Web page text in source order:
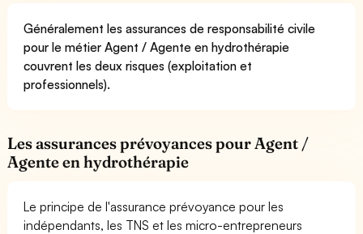
Généralement les assurances de responsabilité civile
pour le métier Agent / Agente en hydrothérapie
couvrent les deux risques (exploitation et
professionnels).
Les assurances prévoyances pour Agent /
Agente en hydrothérapie
Le principe de l'assurance prévoyance pour les
indépendants, les TNS et les micro-entrepreneurs